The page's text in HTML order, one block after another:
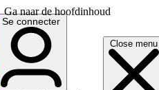
Ga naar de hoofdinhoud
Close menu
English
Deutsch
Se connecter